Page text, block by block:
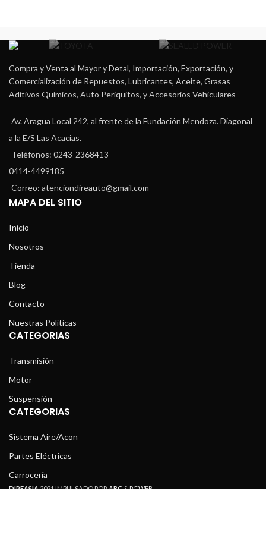
Compra y Venta al Mayor y Detal, Importación, Exportación, y
Comercialización de Repuestos, Lubricantes, Aceite, Grasas
Aditivos Químicos, Auto Periquitos, y Accesorios Vehiculares
Av. Aragua Local 242, al frente de la Fundación Mendoza. Diagonal
a la E/S Las Acacias.
Teléfonos: 0243-2368413
0414-4499185
Correo: atenciondireauto@gmail.com
MAPA DEL SITIO
Inicio
Nosotros
Tienda
Blog
Contacto
Nuestras Políticas
CATEGORIAS
Transmisión
Motor
Suspensión
CATEGORIAS
Sistema Aire/Acon
Partes Eléctricas
Carrocería
DIREASIA2021 IMPULSADO PORABC&PGWEB.